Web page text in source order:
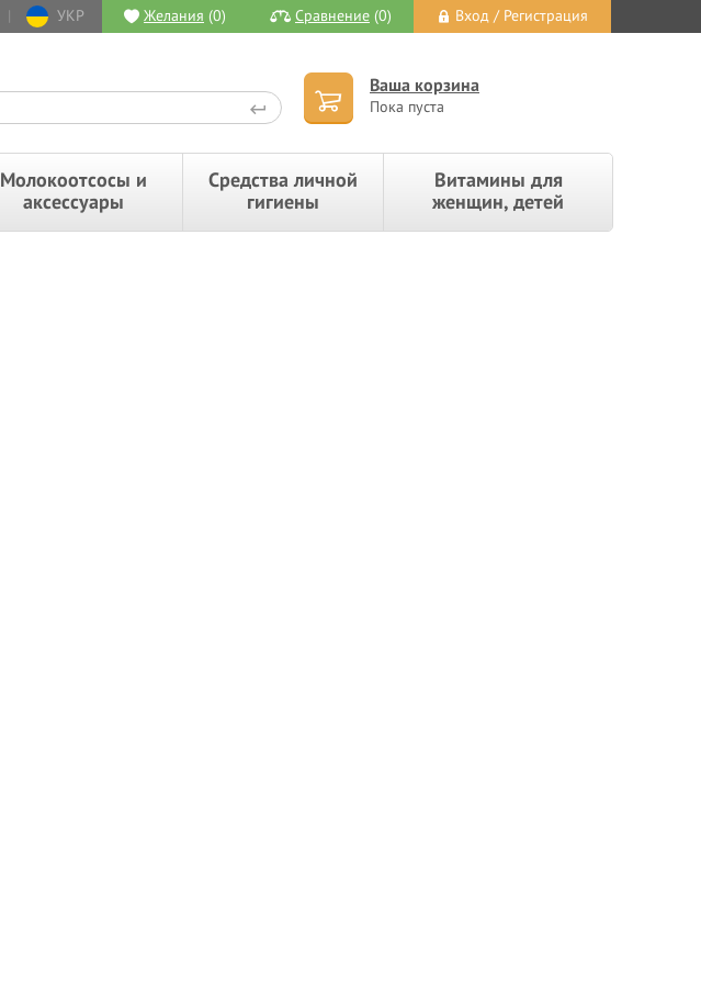
| УКР Желания (0) Сравнение (0) Вход / Регистрация
Ваша корзина
Пока пуста
Молокоотсосы и
аксессуары
Средства личной
гигиены
Витамины для
женщин, детей